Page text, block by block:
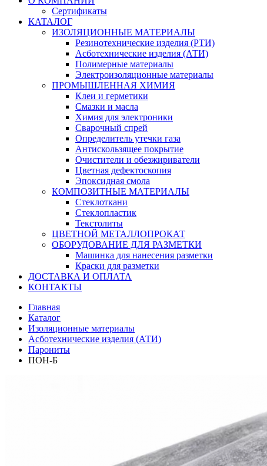
Сертификаты
КАТАЛОГ
ИЗОЛЯЦИОННЫЕ МАТЕРИАЛЫ
Резинотехнические изделия (РТИ)
Асботехнические изделия (АТИ)
Полимерные материалы
Электроизоляционные материалы
ПРОМЫШЛЕННАЯ ХИМИЯ
Клеи и герметики
Смазки и масла
Химия для электроники
Сварочный спрей
Определитель утечки газа
Антискользящее покрытие
Очистители и обезжириватели
Цветная дефектоскопия
Эпоксидная смола
КОМПОЗИТНЫЕ МАТЕРИАЛЫ
Стеклоткани
Стеклопластик
Текстолиты
ЦВЕТНОЙ МЕТАЛЛОПРОКАТ
ОБОРУДОВАНИЕ ДЛЯ РАЗМЕТКИ
Машинка для нанесения разметки
Краски для разметки
ДОСТАВКА И ОПЛАТА
КОНТАКТЫ
Главная
Каталог
Изоляционные материалы
Асботехнические изделия (АТИ)
Парониты
ПОН-Б